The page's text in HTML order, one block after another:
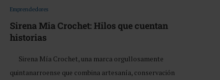
Emprendedores
Sirena Mia Crochet: Hilos que cuentan
historias
Sirena Mía Crochet, una marca orgullosamente
quintanarroense que combina artesanía, conservación